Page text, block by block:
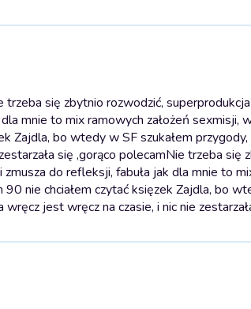
się zbytnio rozwodzić,
mnie to mix ramowych założeń sexmisji,
Zajdla, bo wtedy w SF szukałem
się ,gorąco polecamNie trzeba się
do refleksji, fabuła jak dla mnie to
nie chciałem czytać księzek Zajdla, bo
jest wręcz na czasie, i nic nie